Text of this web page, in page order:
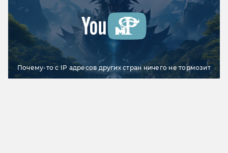
Почему-то с IP адресов других стран ничего не тормозит